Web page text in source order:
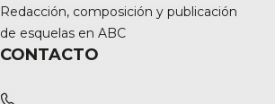
Redacción, composición y publicación
de esquelas en ABC
CONTACTO